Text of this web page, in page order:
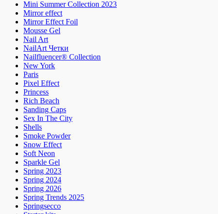
Mini Summer Collection 2023
Mirror effect
Mirror Effect Foil
Mousse Gel
Nail Art
NailArt Четки
Nailfluencer® Collection
New York
Paris
Pixel Effect
Princess
Rich Beach
Sanding Caps
Sex In The City
Shells
Smoke Powder
Snow Effect
Soft Neon
Sparkle Gel
Spring 2023
Spring 2024
Spring 2026
Spring Trends 2025
Springsecco